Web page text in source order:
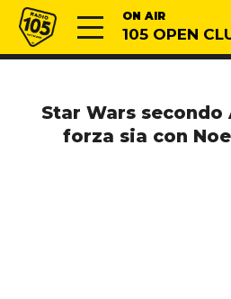
Vai al contenuto
Radio 105 ON AIR
105 OPEN
Star Wars secondo
forza sia con